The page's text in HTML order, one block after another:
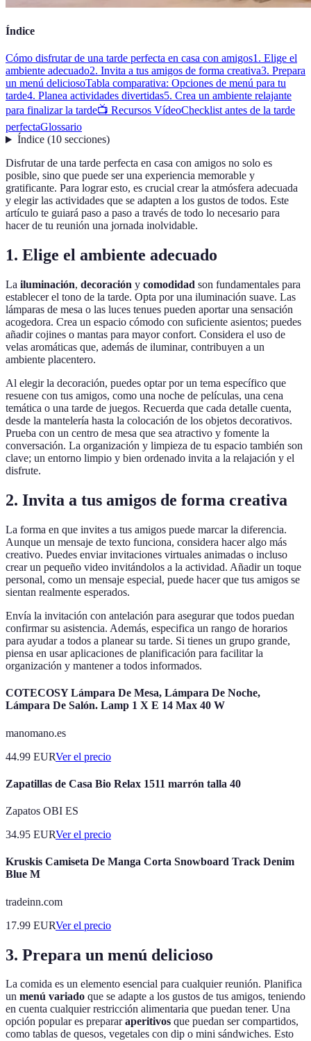
Índice
Cómo disfrutar de una tarde perfecta en casa con amigos1. Elige el
ambiente adecuado2. Invita a tus amigos de forma creativa3. Prepara
un menú deliciosoTabla comparativa: Opciones de menú para tu
tarde4. Planea actividades divertidas5. Crea un ambiente relajante
para finalizar la tarde📺 Recursos VídeoChecklist antes de la tarde
perfectaGlossario
Índice(10 secciones)
Disfrutar de una tarde perfecta en casa con amigos no solo es
posible, sino que puede ser una experiencia memorable y
gratificante. Para lograr esto, es crucial crear la atmósfera adecuada
y elegir las actividades que se adapten a los gustos de todos. Este
artículo te guiará paso a paso a través de todo lo necesario para
hacer de tu reunión una jornada inolvidable.
1. Elige el ambiente adecuado
La iluminación, decoración y comodidad son fundamentales para
establecer el tono de la tarde. Opta por una iluminación suave. Las
lámparas de mesa o las luces tenues pueden aportar una sensación
acogedora. Crea un espacio cómodo con suficiente asientos; puedes
añadir cojines o mantas para mayor confort. Considera el uso de
velas aromáticas que, además de iluminar, contribuyen a un
ambiente placentero.
Al elegir la decoración, puedes optar por un tema específico que
resuene con tus amigos, como una noche de películas, una cena
temática o una tarde de juegos. Recuerda que cada detalle cuenta,
desde la mantelería hasta la colocación de los objetos decorativos.
Prueba con un centro de mesa que sea atractivo y fomente la
conversación. La organización y limpieza de tu espacio también son
clave; un entorno limpio y bien ordenado invita a la relajación y el
disfrute.
2. Invita a tus amigos de forma creativa
La forma en que invites a tus amigos puede marcar la diferencia.
Aunque un mensaje de texto funciona, considera hacer algo más
creativo. Puedes enviar invitaciones virtuales animadas o incluso
crear un pequeño video invitándolos a la actividad. Añadir un toque
personal, como un mensaje especial, puede hacer que tus amigos se
sientan realmente esperados.
Envía la invitación con antelación para asegurar que todos puedan
confirmar su asistencia. Además, especifica un rango de horarios
para ayudar a todos a planear su tarde. Si tienes un grupo grande,
piensa en usar aplicaciones de planificación para facilitar la
organización y mantener a todos informados.
COTECOSY Lámpara De Mesa, Lámpara De Noche,
Lámpara De Salón. Lamp 1 X E 14 Max 40 W
manomano.es
44.99 EURVer el precio
Zapatillas de Casa Bio Relax 1511 marrón talla 40
Zapatos OBI ES
34.95 EURVer el precio
Kruskis Camiseta De Manga Corta Snowboard Track Denim
Blue M
tradeinn.com
17.99 EURVer el precio
3. Prepara un menú delicioso
La comida es un elemento esencial para cualquier reunión. Planifica
un menú variado que se adapte a los gustos de tus amigos, teniendo
en cuenta cualquier restricción alimentaria que puedan tener. Una
opción popular es prepararaperitivos que puedan ser compartidos,
como tablas de quesos, vegetales con dip o mini sándwiches. Esto